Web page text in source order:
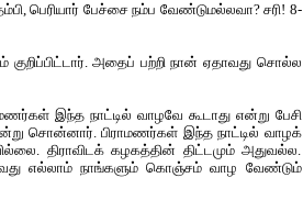
பெரியார் பேச்சை நம்ப வேண்டுமல்லவா? சரி! 8-
அதைப் பற்றி நான் ஏதாவது சொல்ல
இந்த நாட்டில் வாழவே கூடாது என்று பேசி
சொன்னார். பிராமணர்கள் இந்த நாட்டில் வாழக்
திராவிடக் கழகத்தின் திட்டமும் அதுவல்ல.
எல்லாம் நாங்களும் கொஞ்சம் வாழ வேண்டும்